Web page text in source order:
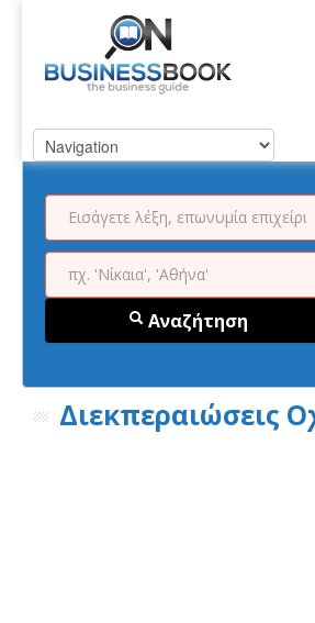
Αναζήτηση
Διεκπεραιώσεις